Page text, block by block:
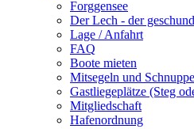
Forggensee
Der Lech - der
Lage / Anfahrt
FAQ
Boote mieten
Mitsegeln und
Gastliegeplätze (Steg
Mitgliedschaft
Hafenordnung